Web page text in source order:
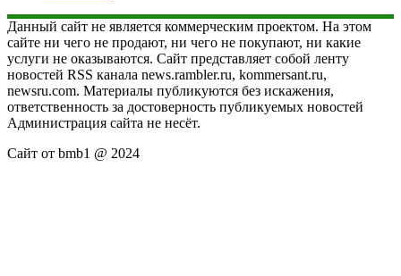
Данный сайт не является коммерческим проектом. На этом
сайте ни чего не продают, ни чего не покупают, ни какие
услуги не оказываются. Сайт представляет собой ленту
новостей RSS канала news.rambler.ru, kommersant.ru,
newsru.com. Материалы публикуются без искажения,
ответственность за достоверность публикуемых новостей
Администрация сайта не несёт.
Сайт от bmb1 @ 2024